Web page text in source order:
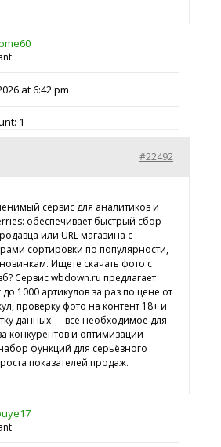
at 6:42 pm
1
#22492
сервис для аналитиков и
обеспечивает быстрый сбор
или URL магазина с
сортировки по популярности,
Ищете скачать фото с
Сервис wbdown.ru предлагает
1000 артикулов за раз по цене от
проверку фото на контент 18+ и
данных — всё необходимое для
конкурентов и оптимизации
функций для серьёзного
показателей продаж.